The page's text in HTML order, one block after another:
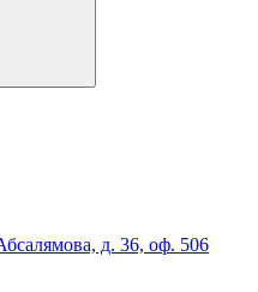
д. 36, оф. 506